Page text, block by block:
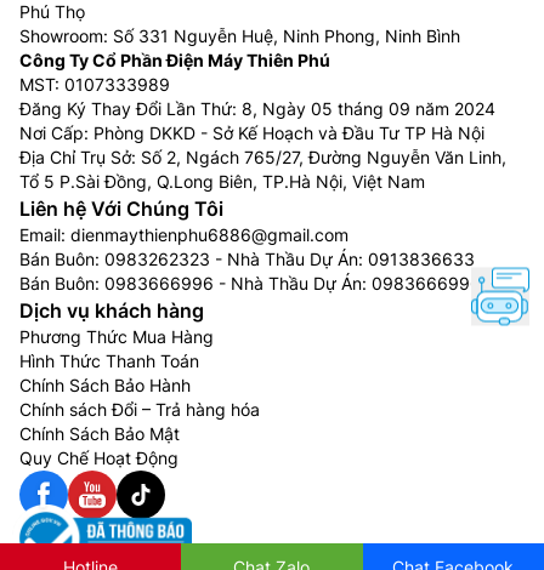
Phú Thọ
Showroom: Số 331 Nguyễn Huệ, Ninh Phong, Ninh Bình
Công Ty Cổ Phần Điện Máy Thiên Phú
MST: 0107333989
Đăng Ký Thay Đổi Lần Thứ: 8, Ngày 05 tháng 09 năm 2024
Nơi Cấp: Phòng DKKD - Sở Kế Hoạch và Đầu Tư TP Hà Nội
Địa Chỉ Trụ Sở: Số 2, Ngách 765/27, Đường Nguyễn Văn Linh,
Tổ 5 P.Sài Đồng, Q.Long Biên, TP.Hà Nội, Việt Nam
Liên hệ Với Chúng Tôi
Email: dienmaythienphu6886@gmail.com
Bán Buôn: 0983262323 - Nhà Thầu Dự Án: 0913836633
Bán Buôn: 0983666996 - Nhà Thầu Dự Án: 0983666996
Dịch vụ khách hàng
Phương Thức Mua Hàng
Hình Thức Thanh Toán
Chính Sách Bảo Hành
Chính sách Đổi – Trả hàng hóa
Chính Sách Bảo Mật
Quy Chế Hoạt Động